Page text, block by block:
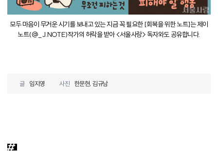
모두 마음이 무거운 시기를 보내고 있는 지금 꼭 필요한 [회복을 위한 노트]는 제이
노트(@_J.NOTE)작가의 허락을 받아 <서울사랑> 독자와도 공유합니다.
글 임지영 사진 한문현, 김규남